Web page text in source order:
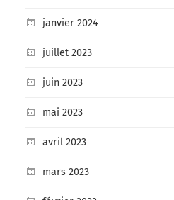
janvier 2024
juillet 2023
juin 2023
mai 2023
avril 2023
mars 2023